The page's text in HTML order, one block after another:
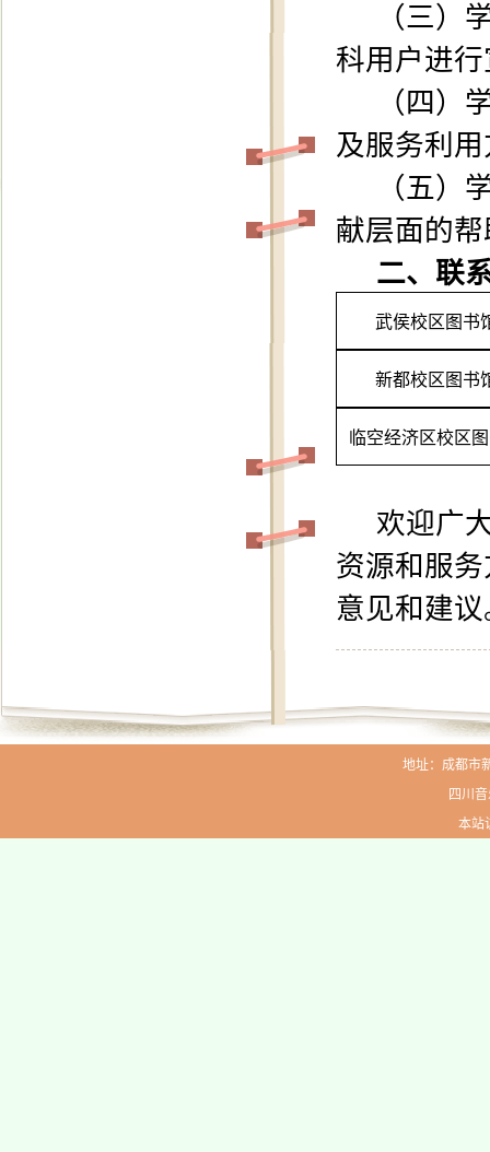
（三）
科用户进
（四）
及服务利
（五）
献层面的
二、联
武侯校区图书
新都校区图书
临空经济区校区
欢迎广
资源和服
意见和建
地址：成都市
四川
本站